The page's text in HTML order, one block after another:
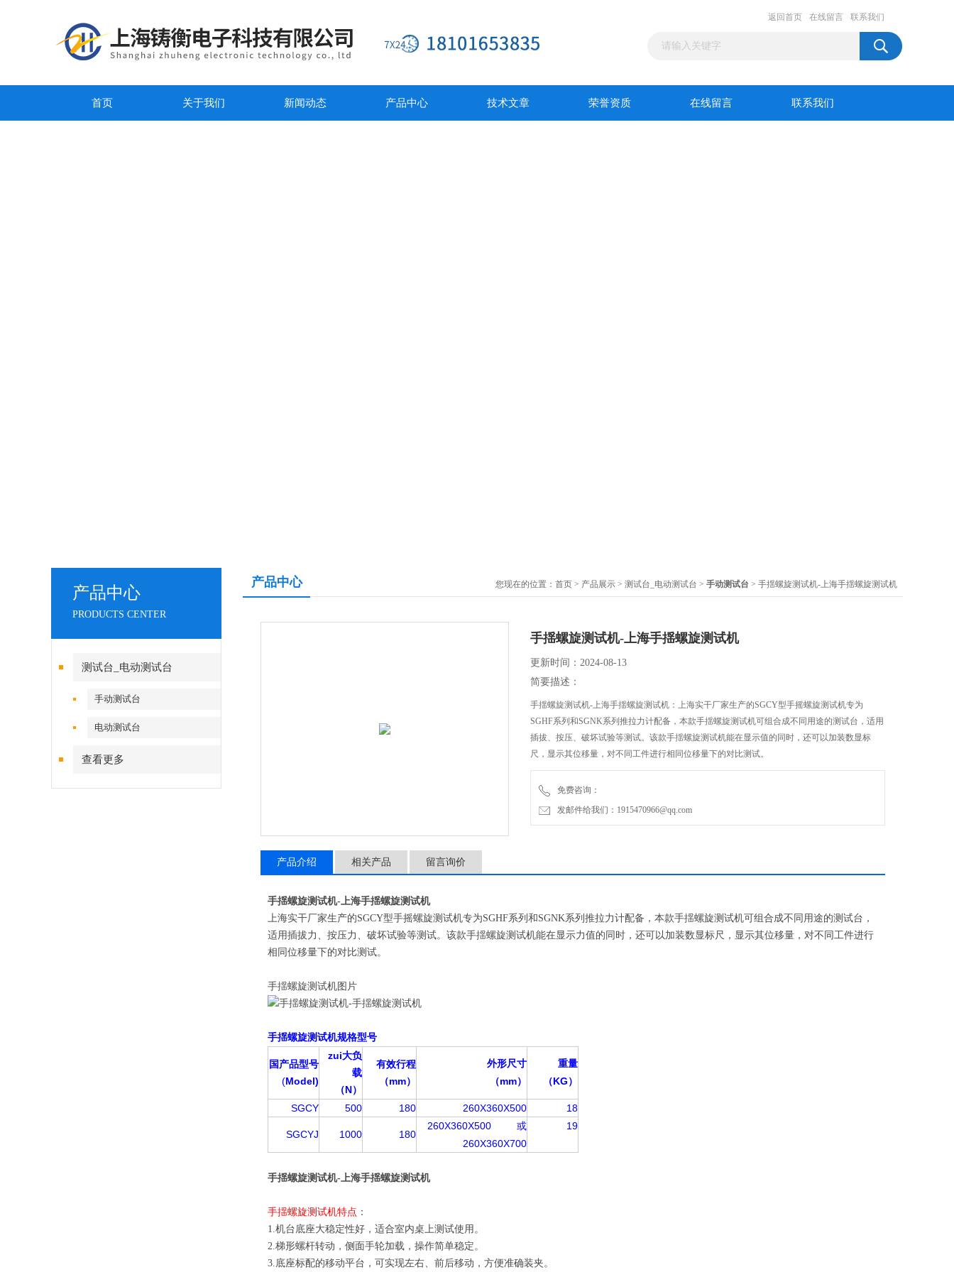
返回首页 在线留言 联系我们
首页 关于我们 新闻动态 产品中心 技术文章 荣誉资质 在线留言 联系我们
产品中心
PRODUCTS CENTER
测试台_电动测试台
手动测试台
电动测试台
查看更多
产品中心 您现在的位置： 首页 > 产品展示 > 测试台_电动测试台 > 手动测试台 > 手揺螺旋测试机-上海手揺螺旋测试机
手揺螺旋测试机-上海手揺螺旋测试机
更新时间：2024-08-13
简要描述：
手揺螺旋测试机-上海手揺螺旋测试机：上海实干厂家生产的SGCY型手摇螺旋测试机专为
SGHF系列和SGNK系列推拉力计配备，本款手揺螺旋测试机可组合成不同用途的测试台，适用
插拔、按压、破坏试验等测试。该款手揺螺旋测试机能在显示值的同时，还可以加装数显标
尺，显示其位移量，对不同工件进行相同位移量下的对比测试。
免费咨询：
发邮件给我们：1915470966@qq.com
产品介绍 相关产品 留言询价
手揺螺旋测试机-上海手揺螺旋测试机
上海实干厂家生产的SGCY型手摇螺旋测试机专为SGHF系列和SGNK系列推拉力计配备，本款手揺螺旋测试机可组合成不同用途的测试台，
适用插拔力、按压力、破坏试验等测试。该款手揺螺旋测试机能在显示力值的同时，还可以加装数显标尺，显示其位移量，对不同工件进行
相同位移量下的对比测试。
手揺螺旋测试机图片
手揺螺旋测试机规格型号
国产品型号
(Model)
zui大负
载
（N）
有效行程
（mm）
外形尺寸
（mm）
重量
（KG ）
SGCY 500 180 260X360X500 18
SGCYJ 1000 180
260X360X500 或
260X360X700
19
手揺螺旋测试机-上海手揺螺旋测试机
手揺螺旋测试机特点 ：
1.机台底座大稳定性好，适合室内桌上测试使用。
2.梯形螺杆转动，侧面手轮加载，操作简单稳定。
3.底座标配的移动平台，可实现左右、前后移动，方便准确装夹。